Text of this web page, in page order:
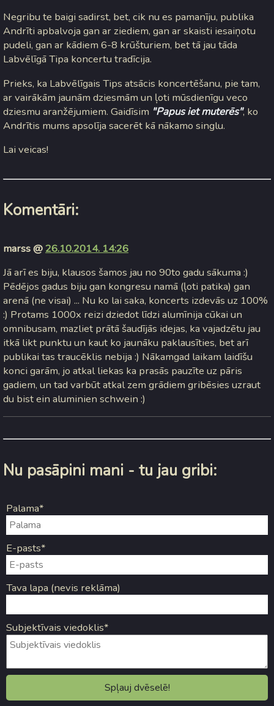
Negribu te baigi sadirst, bet, cik nu es pamanīju, publika
Andrīti apbalvoja gan ar ziediem, gan ar skaisti iesaiņotu
pudeli, gan ar kādiem 6-8 krūšturiem, bet tā jau tāda
Labvēlīgā Tipa koncertu tradīcija.
Prieks, ka Labvēlīgais Tips atsācis koncertēšanu, pie tam,
ar vairākām jaunām dziesmām un ļoti mūsdienīgu veco
dziesmu aranžējumiem. Gaidīsim "Papus iet muterēs", ko
Andrītis mums apsolīja sacerēt kā nākamo singlu.
Lai veicas!
Komentāri:
marss @26.10.2014. 14:26
Jā arī es biju, klausos šamos jau no 90to gadu sākuma :)
Pēdējos gadus biju gan kongresu namā (ļoti patika) gan
arenā (ne visai) ... Nu ko lai saka, koncerts izdevās uz 100%
:) Protams 1000x reizi dziedot līdzi alumīnija cūkai un
omnibusam, mazliet prātā šaudījās idejas, ka vajadzētu jau
itkā likt punktu un kaut ko jaunāku paklausīties, bet arī
publikai tas traucēklis nebija :) Nākamgad laikam laidīšu
konci garām, jo atkal liekas ka prasās pauzīte uz pāris
gadiem, un tad varbūt atkal zem grādiem gribēsies uzraut
du bist ein aluminien schwein :)
Nu pasāpini mani - tu jau gribi:
Palama*
E-pasts*
Tava lapa (nevis reklāma)
Subjektīvais viedoklis*